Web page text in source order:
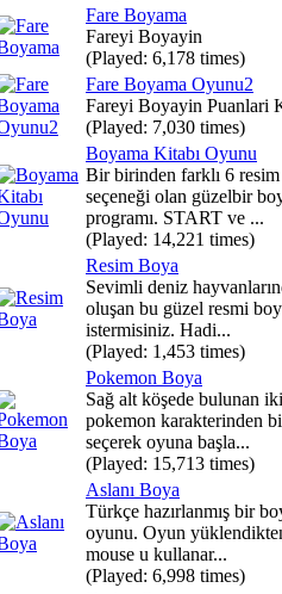
Fare Boyama
Fareyi Boyayin
(Played: 6,178 times)
Fare Boyama Oyunu2
Fareyi Boyayin Puanlari
(Played: 7,030 times)
Boyama Kitabı Oyunu
Bir birinden farklı 6 resim
seçeneği olan güzelbir
programı. START ve ...
(Played: 14,221 times)
Resim Boya
Sevimli deniz
oluşan bu güzel resmi
istermisiniz. Hadi...
(Played: 1,453 times)
Pokemon Boya
Sağ alt köşede bulunan iki
pokemon karakterinden
seçerek oyuna başla...
(Played: 15,713 times)
Aslanı Boya
Türkçe hazırlanmış bir
oyunu. Oyun
mouse u kullanar...
(Played: 6,998 times)